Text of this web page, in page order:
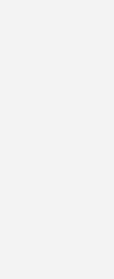
entscheidet sich